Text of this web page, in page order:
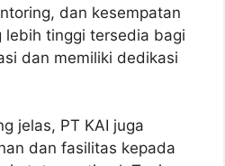
dan kesempatan
lebih tinggi tersedia bagi
dan memiliki dedikasi
jelas, PT KAI juga
dan fasilitas kepada